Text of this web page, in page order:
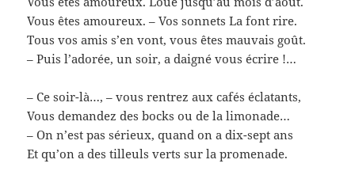
Vous êtes amoureux. – Vos sonnets La font rire.
Tous vos amis s’en vont, vous êtes mauvais goût.
– Puis l’adorée, un soir, a daigné vous écrire !…
– Ce soir-là…, – vous rentrez aux cafés éclatants,
Vous demandez des bocks ou de la limonade…
– On n’est pas sérieux, quand on a dix-sept ans
Et qu’on a des tilleuls verts sur la promenade.